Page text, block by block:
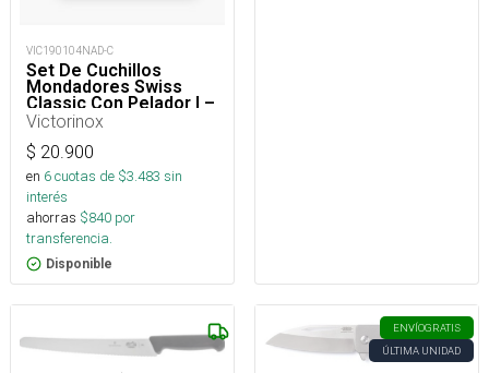
VIC190104NAD-C
Set De Cuchillos
Mondadores Swiss
Classic Con Pelador I –
3 piezas
Victorinox
$ 20.900
en 6cuotas de $3.483 sin
interés
ahorras $840 por
transferencia.
Disponible
ENVÍOGRATIS
ÚLTIMA UNIDAD